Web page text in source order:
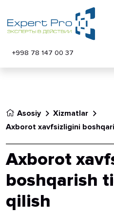
+998 78 147 00 37
Asosiy
Xizmatlar
Axborot xavfsizligini
Axborot
boshqarish
qilish